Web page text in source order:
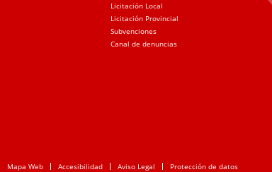
Licitación Local
Licitación Provincial
Subvenciones
Canal de denuncias
Mapa Web Accesibilidad Aviso Legal Protección de datos